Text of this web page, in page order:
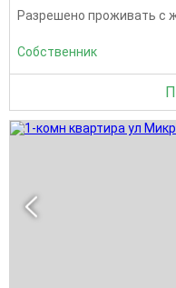
Разрешено проживать с
Собственник